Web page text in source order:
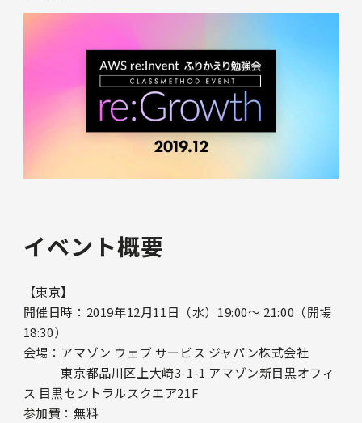
イベント概要
【東京】
開催日時：2019年12月11日（水）19:00～ 21:00（開場
18:30）
会場：アマゾン ウェブ サービス ジャパン株式会社
東京都品川区上大崎3-1-1 アマゾン新目黒オフィ
ス 目黒セントラルスクエア21F
参加費：無料